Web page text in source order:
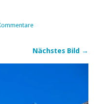
Nächstes Bild →